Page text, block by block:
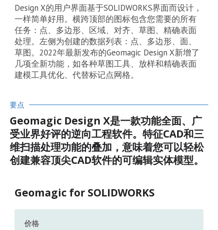
Design X的用户界面基于SOLIDWORKS界面而设计，
一样简单好用。横跨顶部的图标包含您需要的所有
任务：点、多边形、区域、对齐、草图、精确表面
处理。左侧为创建的数据列表：点、多边形、面、
草图。2022年最新发布的Geomagic Design X新增了
几项全新功能，如各种草图工具、放样和精确表面
建模工具优化、代替标记点网格。
要点
Geomagic Design X是一款功能全面、广
受业界好评的逆向工程软件。特征CAD和三
维扫描处理功能的叠加，意味着您可以轻松
创建兼容顶尖CAD软件的可编辑实体模型。
Geomagic for SOLIDWORKS
价格